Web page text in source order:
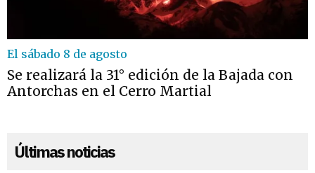
El sábado 8 de agosto
Se realizará la 31° edición de la Bajada con
Antorchas en el Cerro Martial
Últimas noticias